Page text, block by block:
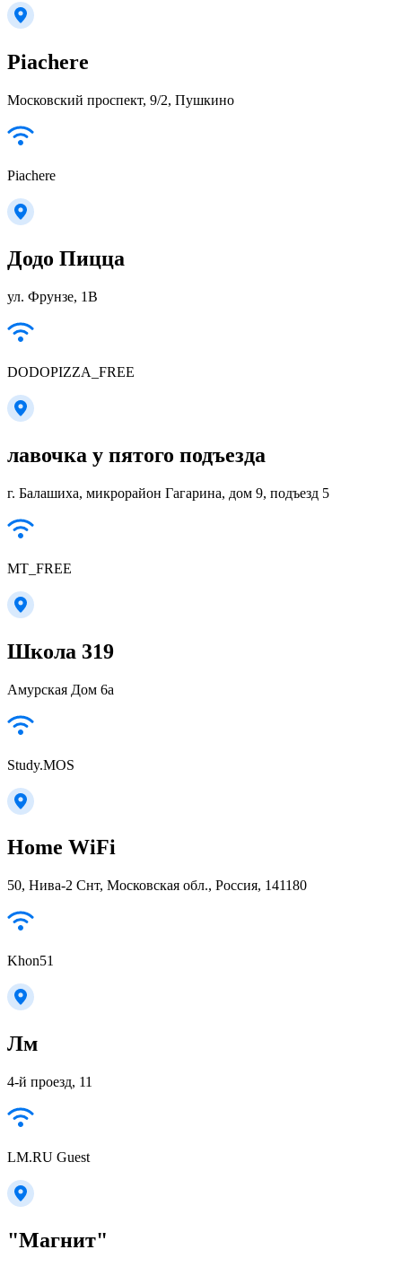
Piachere
Московский проспект, 9/2, Пушкино
Piachere
Додо Пицца
ул. Фрунзе, 1В
DODOPIZZA_FREE
лавочка у пятого подъезда
г. Балашиха, микрорайон Гагарина, дом 9, подъезд 5
MT_FREE
Школа 319
Амурская Дом 6a
Study.MOS
Home WiFi
50, Нива-2 Снт, Московская обл., Россия, 141180
Khon51
Лм
4-й проезд, 11
LM.RU Guest
"Магнит"